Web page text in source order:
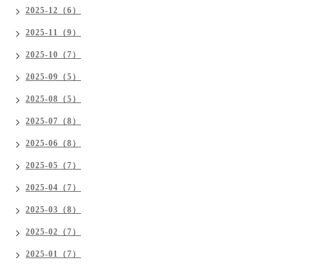
2025-12（6）
2025-11（9）
2025-10（7）
2025-09（5）
2025-08（5）
2025-07（8）
2025-06（8）
2025-05（7）
2025-04（7）
2025-03（8）
2025-02（7）
2025-01（7）